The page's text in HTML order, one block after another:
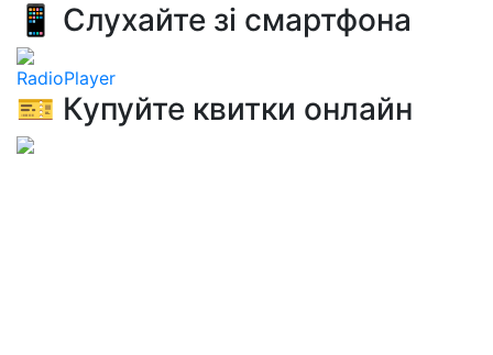
📱 Слухайте зі смартфона
RadioPlayer
🎫 Купуйте квитки онлайн